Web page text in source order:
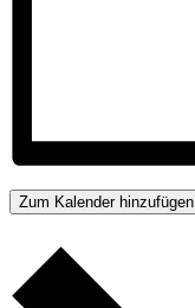
Zum Kalender hinzufügen